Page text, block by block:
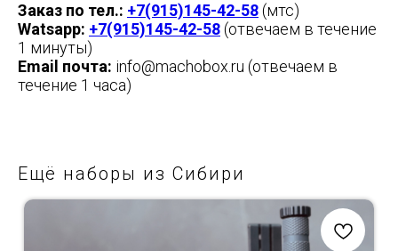
Заказ по тел.: +7(915)145-42-58(мтс)
Watsapp: +7(915)145-42-58(отвечаем в течение
1 минуты)
Email почта: info@machobox.ru (отвечаем в
течение 1 часа)
Ещё наборы из Сибири